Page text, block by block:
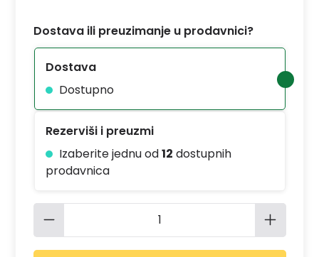
Dostava ili preuzimanje u prodavnici?
Dostava
Dostupno
Rezerviši i preuzmi
Izaberite jednu od12 dostupnih
prodavnica
Količina proizvoda: Unesite